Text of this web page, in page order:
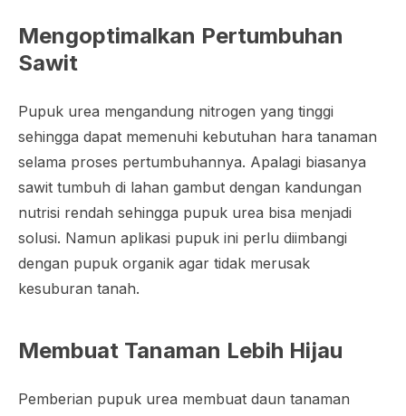
Mengoptimalkan Pertumbuhan
Sawit
Pupuk urea mengandung nitrogen yang tinggi
sehingga dapat memenuhi kebutuhan hara tanaman
selama proses pertumbuhannya. Apalagi biasanya
sawit tumbuh di lahan gambut dengan kandungan
nutrisi rendah sehingga pupuk urea bisa menjadi
solusi. Namun aplikasi pupuk ini perlu diimbangi
dengan pupuk organik agar tidak merusak
kesuburan tanah.
Membuat Tanaman Lebih Hijau
Pemberian pupuk urea membuat daun tanaman